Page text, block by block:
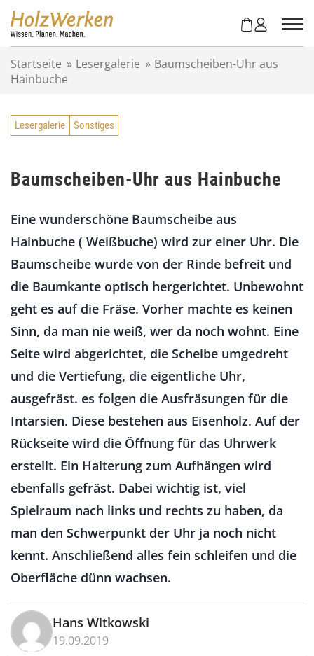
Startseite » Lesergalerie » Baumscheiben-Uhr aus
Hainbuche
Lesergalerie Sonstiges
Baumscheiben-Uhr aus Hainbuche
Eine wunderschöne Baumscheibe aus
Hainbuche ( Weißbuche) wird zur einer Uhr. Die
Baumscheibe wurde von der Rinde befreit und
die Baumkante optisch hergerichtet. Unbewohnt
geht es auf die Fräse. Vorher machte es keinen
Sinn, da man nie weiß, wer da noch wohnt. Eine
Seite wird abgerichtet, die Scheibe umgedreht
und die Vertiefung, die eigentliche Uhr,
ausgefräst. es folgen die Ausfräsungen für die
Intarsien. Diese bestehen aus Eisenholz. Auf der
Rückseite wird die Öffnung für das Uhrwerk
erstellt. Ein Halterung zum Aufhängen wird
ebenfalls gefräst. Dabei wichtig ist, viel
Spielraum nach links und rechts zu haben, da
man den Schwerpunkt der Uhr ja noch nicht
kennt. Anschließend alles fein schleifen und die
Oberfläche dünn wachsen.
Hans Witkowski
19.09.2019